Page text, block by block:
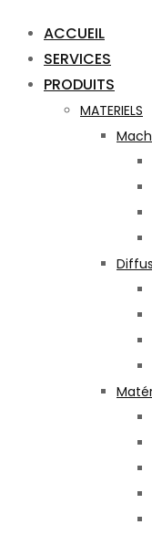
ACCUEIL
SERVICES
PRODUITS
MATERIELS